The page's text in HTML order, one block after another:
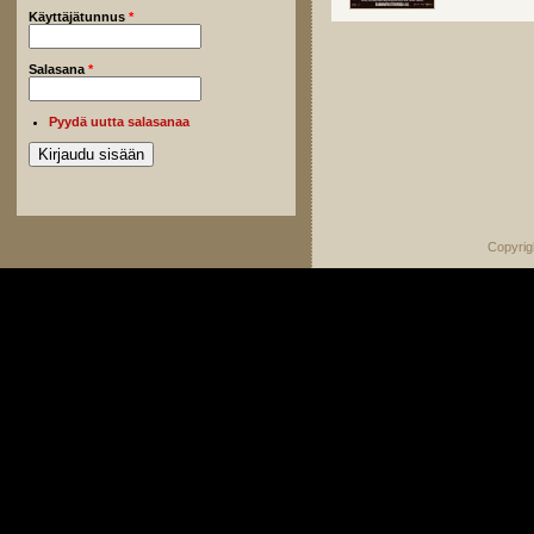
Käyttäjätunnus *
Salasana *
Pyydä uutta salasanaa